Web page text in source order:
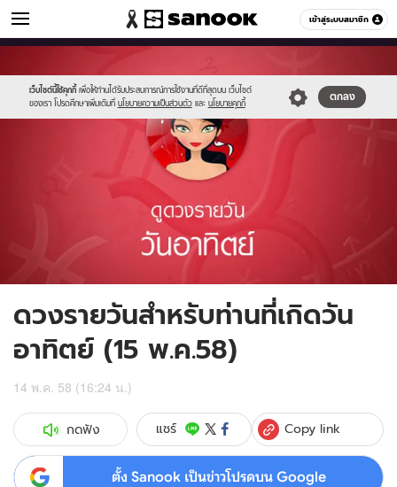
เข้าสู่ระบบสมาชิก
ดูดวง หมวดอื่นๆ
เว็บไซต์นี้ใช้คุกกี้ เพื่อให้ท่านได้รับประสบการณ์การใช้งานที่ดีที่สุดบน เว็บไซต์
ของเรา โปรดศึกษาเพิ่มเติมที่ นโยบายความเป็นส่วนตัว และ นโยบายคุกกี้
ตกลง
new-
sanook.png
ดวงรายวันสำหรับท่านที่เกิดวัน
อาทิตย์ (15 พ.ค.58)
14 พ.ค. 58 (16:24 น.)
กดฟัง แชร์ Copy link
ตั้ง Sanook เป็นข่าวโปรดบน Google